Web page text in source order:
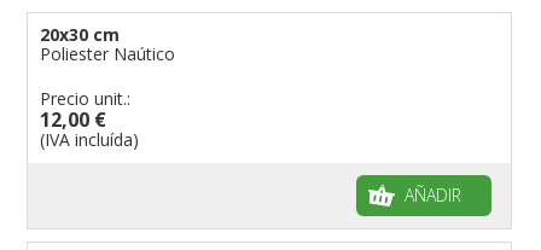
20x30 cm
Poliester Naútico
Precio unit.:
12,00 €
(IVA incluída)
AÑADIR